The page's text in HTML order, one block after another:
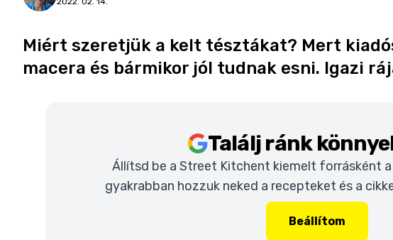
Miért szeretjük a kelt tésztákat? Mert
macera és bármikor jól tudnak esni. Igazi
Találj ránk
Állítsd be a Street Kitchent kiemelt forrásként a
gyakrabban hozzuk neked a recepteket és a
Beállítom